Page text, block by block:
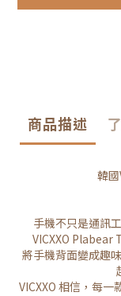
商品描述
韓
手機不只是通訊
VICXXO Plabear
將手機背面變成趣
VICXXO 相信，每